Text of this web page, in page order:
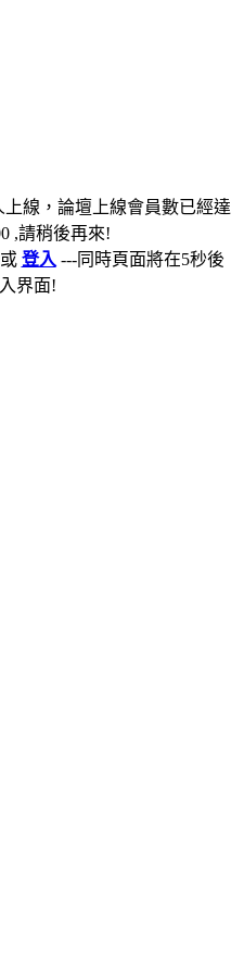
上線，論壇上線會員數已經達
,請稍後再來!
登入 ---同時頁面將在5秒後
界面!